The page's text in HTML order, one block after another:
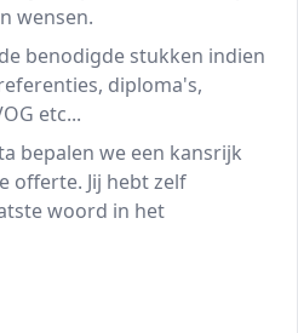
wensen.
benodigde stukken indien
diploma's,
etc...
bepalen we een kansrijk
offerte. Jij hebt zelf
woord in het